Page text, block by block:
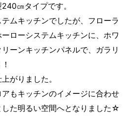
㎝タイプです。
ムキッチンでしたが、フローラ
ローシステムキッチンに、ホワ
ーンキッチンパネルで、ガラリ
がりました。
もキッチンのイメージに合わせ
た明るい空間へとなりました☆